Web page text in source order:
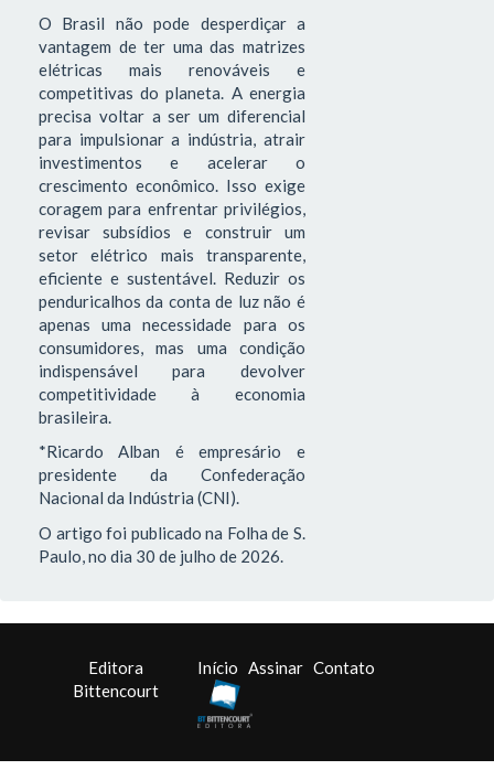
O Brasil não pode desperdiçar a
vantagem de ter uma das matrizes
elétricas mais renováveis e
competitivas do planeta. A energia
precisa voltar a ser um diferencial
para impulsionar a indústria, atrair
investimentos e acelerar o
crescimento econômico. Isso exige
coragem para enfrentar privilégios,
revisar subsídios e construir um
setor elétrico mais transparente,
eficiente e sustentável. Reduzir os
penduricalhos da conta de luz não é
apenas uma necessidade para os
consumidores, mas uma condição
indispensável para devolver
competitividade à economia
brasileira.
*Ricardo Alban é empresário e
presidente da Confederação
Nacional da Indústria (CNI).
O artigo foi publicado na Folha de S.
Paulo, no dia 30 de julho de 2026.
Editora
Bittencourt
Início Assinar Contato